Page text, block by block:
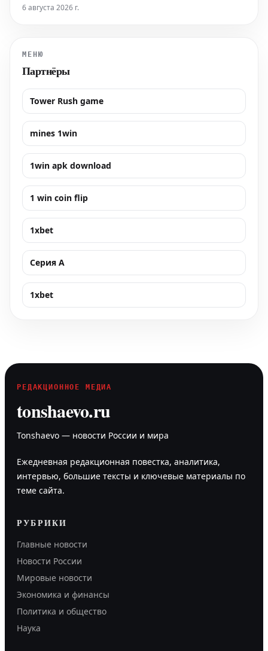
и активный рост. Однако недавние атаки беспилотников,
6 августа 2026 г.
МЕНЮ
Партнёры
Tower Rush game
mines 1win
1win apk download
1 win coin flip
1xbet
Серия А
1xbet
РЕДАКЦИОННОЕ МЕДИА
tonshaevo.ru
Tonshaevo — новости России и мира
Ежедневная редакционная повестка, аналитика,
интервью, большие тексты и ключевые материалы по
теме сайта.
РУБРИКИ
Главные новости
Новости России
Мировые новости
Экономика и финансы
Политика и общество
Наука